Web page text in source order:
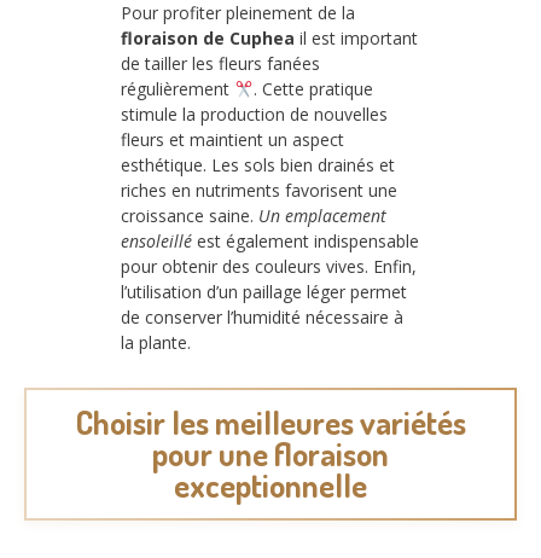
Pour profiter pleinement de la
floraison de Cuphea il est important
de tailler les fleurs fanées
régulièrement
. Cette pratique
stimule la production de nouvelles
fleurs et maintient un aspect
esthétique. Les sols bien drainés et
riches en nutriments favorisent une
croissance saine. Un emplacement
ensoleillé est également indispensable
pour obtenir des couleurs vives. Enfin,
l’utilisation d’un paillage léger permet
de conserver l’humidité nécessaire à
la plante.
Choisir les meilleures variétés
pour une floraison
exceptionnelle